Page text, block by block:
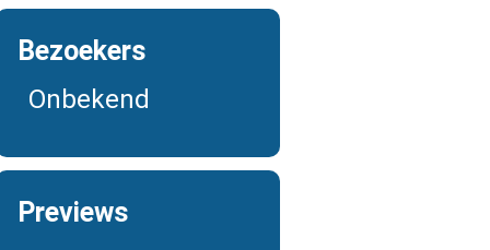
Bezoekers
Onbekend
Previews